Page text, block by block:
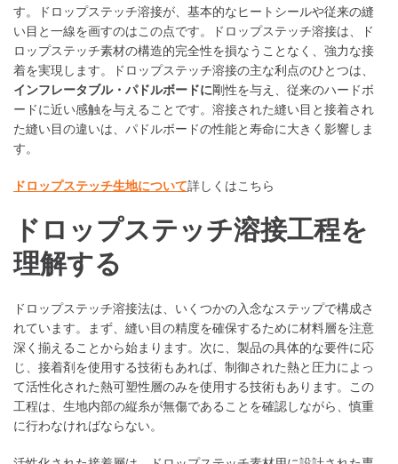
す。ドロップステッチ溶接が、基本的なヒートシールや従来の縫
い目と一線を画すのはこの点です。ドロップステッチ溶接は、ド
ロップステッチ素材の構造的完全性を損なうことなく、強力な接
着を実現します。ドロップステッチ溶接の主な利点のひとつは、
インフレータブル・パドルボードに剛性を与え、従来のハードボ
ードに近い感触を与えることです。溶接された縫い目と接着され
た縫い目の違いは、パドルボードの性能と寿命に大きく影響しま
す。
ドロップステッチ生地について詳しくはこちら
ドロップステッチ溶接工程を
理解する
ドロップステッチ溶接法は、いくつかの入念なステップで構成さ
れています。まず、縫い目の精度を確保するために材料層を注意
深く揃えることから始まります。次に、製品の具体的な要件に応
じ、接着剤を使用する技術もあれば、制御された熱と圧力によっ
て活性化された熱可塑性層のみを使用する技術もあります。この
工程は、生地内部の縦糸が無傷であることを確認しながら、慎重
に行わなければならない。